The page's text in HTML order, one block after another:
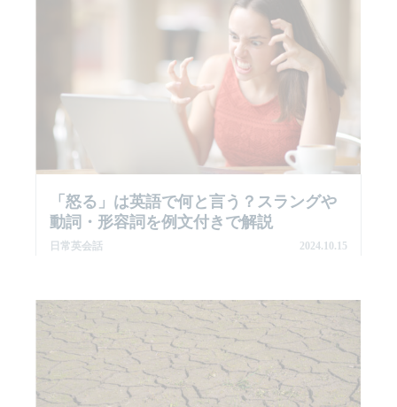
「怒る」は英語で何と言う？スラングや
動詞・形容詞を例文付きで解説
日常英会話 2024.10.15